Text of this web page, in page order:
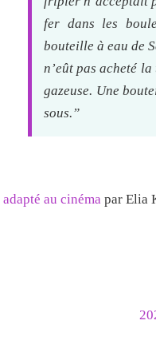
fer dans les
bouteille à eau de
n’eût pas acheté
gazeuse. Une
sous.”
adapté au cinéma par Elia